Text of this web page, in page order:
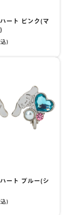
ート ピンク(マ
込)
ート ブルー(シ
込)